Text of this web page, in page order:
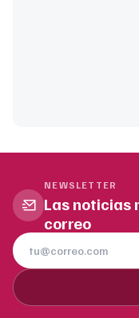
NEWSLETTER
Las noticias
correo